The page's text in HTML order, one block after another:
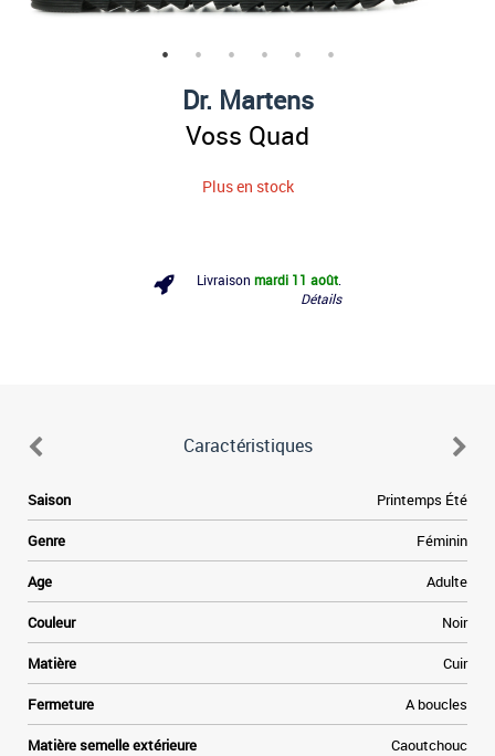
Dr. Martens
Voss Quad
Plus en stock
Livraison mardi 11 août
Détails
Caractéristiques
Saison Printemps Été
Genre Féminin
Age Adulte
Couleur Noir
Matière Cuir
Fermeture A boucles
Matière semelle extérieure Caoutchouc